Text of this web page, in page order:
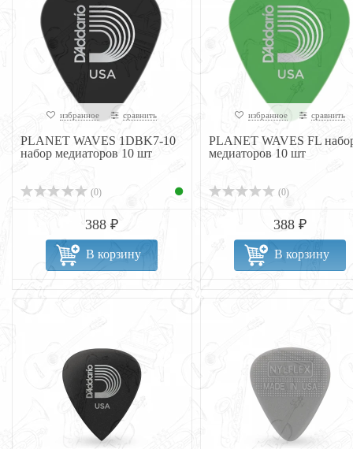
избранное сравнить
PLANET WAVES 1DBK7-10
набор медиаторов 10 шт
(0)
388 ₽
В корзину
избранное сравнить
PLANET WAVES FL
медиаторов 10 шт
(0)
388 ₽
В корзину